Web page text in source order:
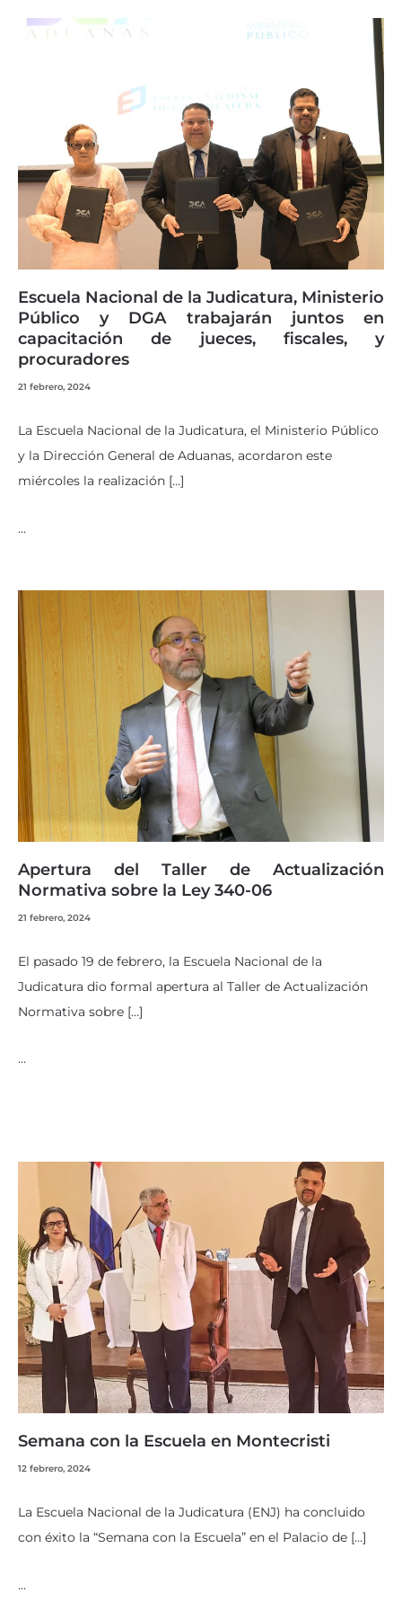
Escuela Nacional de la Judicatura, Ministerio
Público y DGA trabajarán juntos en
capacitación de jueces, fiscales, y
procuradores
21 febrero, 2024
La Escuela Nacional de la Judicatura, el Ministerio Público
y la Dirección General de Aduanas, acordaron este
miércoles la realización […]
…
Apertura del Taller de Actualización
Normativa sobre la Ley 340-06
21 febrero, 2024
El pasado 19 de febrero, la Escuela Nacional de la
Judicatura dio formal apertura al Taller de Actualización
Normativa sobre […]
…
Semana con la Escuela en Montecristi
12 febrero, 2024
La Escuela Nacional de la Judicatura (ENJ) ha concluido
con éxito la “Semana con la Escuela” en el Palacio de […]
…